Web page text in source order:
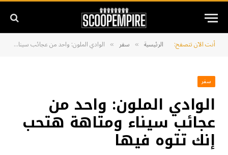
أنت الآن تتصفح: الرئيسية » سفر » الوادي الملون: واحد من عجائب سيناء ومتاهة هتحب إنك تتوه فيها
سفر
الوادي الملون: واحد من
عجائب سيناء ومتاهة هتحب
إنك تتوه فيها